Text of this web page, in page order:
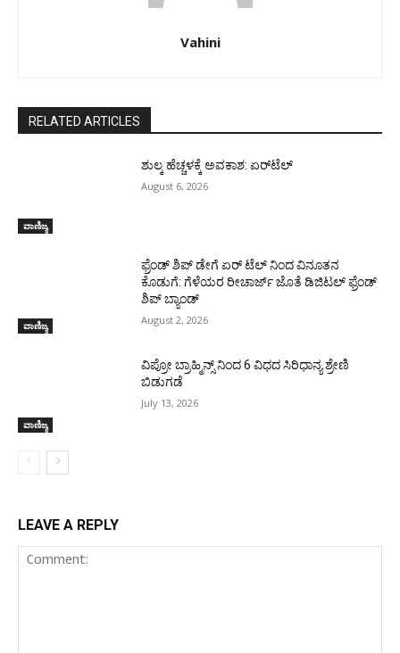
Vahini
RELATED ARTICLES
ವಾಣಿಜ್ಯ
ಶುಲ್ಕ ಹೆಚ್ಚಳಕ್ಕೆ ಅವಕಾಶ: ಏರ್‌ಟೆಲ್
August 6, 2026
ವಾಣಿಜ್ಯ
ಫ್ರೆಂಡ್ ಶಿಪ್ ಡೇಗೆ ಏರ್‌ ಟೆಲ್‌ ನಿಂದ ವಿನೂತನ
ಕೊಡುಗೆ: ಗೆಳೆಯರ ರೀಚಾರ್ಜ್ ಜೊತೆ ಡಿಜಿಟಲ್ ಫ್ರೆಂಡ್‌
ಶಿಪ್ ಬ್ಯಾಂಡ್
August 2, 2026
ವಾಣಿಜ್ಯ
ವಿಪ್ರೋ ಬ್ರಾಹ್ಮಿನ್ಸ್ ನಿಂದ 6 ವಿಧದ ಸಿರಿಧಾನ್ಯ ಶ್ರೇಣಿ
ಬಿಡುಗಡೆ
July 13, 2026
LEAVE A REPLY